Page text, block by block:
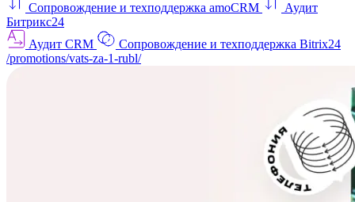
Сопровождение и техподдержка amoCRM
Аудит
Битрикс24
Аудит CRM
Сопровождение и техподдержка Bitrix24
/promotions/vats-za-1-rubl/